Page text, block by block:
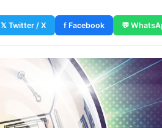
𝕏 Twitter / X f Facebook 💬